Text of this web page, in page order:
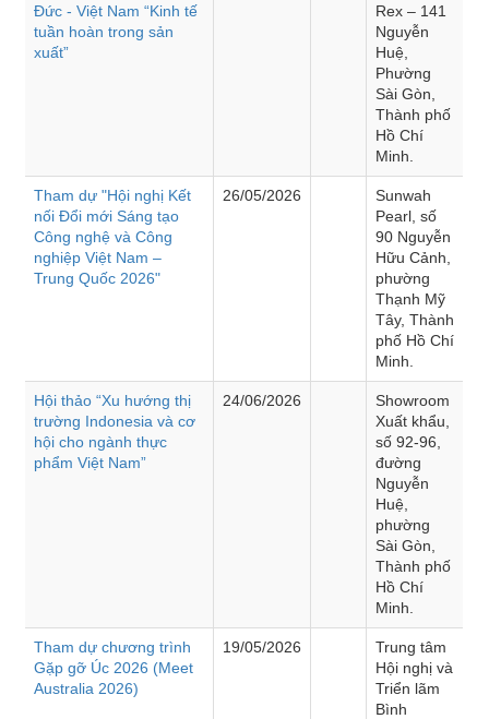
Đức - Việt Nam “Kinh tế
tuần hoàn trong sản
xuất”
Rex – 141
Nguyễn
Huệ,
Phường
Sài Gòn,
Thành phố
Hồ Chí
Minh.
Tham dự "Hội nghị Kết
nối Đổi mới Sáng tạo
Công nghệ và Công
nghiệp Việt Nam –
Trung Quốc 2026"
26/05/2026
Sunwah
Pearl, số
90 Nguyễn
Hữu Cảnh,
phường
Thạnh Mỹ
Tây, Thành
phố Hồ Chí
Minh.
Hội thảo “Xu hướng thị
trường Indonesia và cơ
hội cho ngành thực
phẩm Việt Nam”
24/06/2026
Showroom
Xuất khẩu,
số 92-96,
đường
Nguyễn
Huệ,
phường
Sài Gòn,
Thành phố
Hồ Chí
Minh.
Tham dự chương trình
Gặp gỡ Úc 2026 (Meet
Australia 2026)
19/05/2026
Trung tâm
Hội nghị và
Triển lãm
Bình